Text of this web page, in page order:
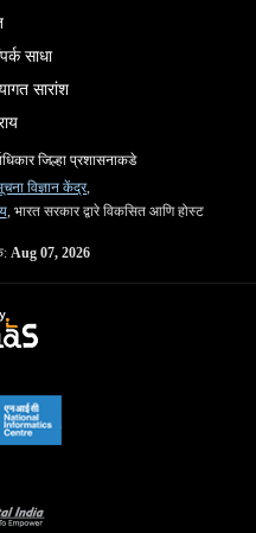
साधा
सारांश
जिल्हा प्रशासनाकडे
विज्ञान केंद्र,
, भारत सरकार द्वारे विकसित आणि होस्ट
Aug 07, 2026